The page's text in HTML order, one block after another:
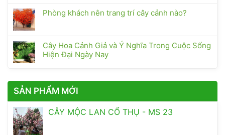
Phòng khách nên trang trí cây cảnh nào?
Cây Hoa Cảnh Giả và Ý Nghĩa Trong Cuộc Sống
Hiện Đại Ngày Nay
SẢN PHẨM MỚI
CÂY MỘC LAN CỔ THỤ - MS 23